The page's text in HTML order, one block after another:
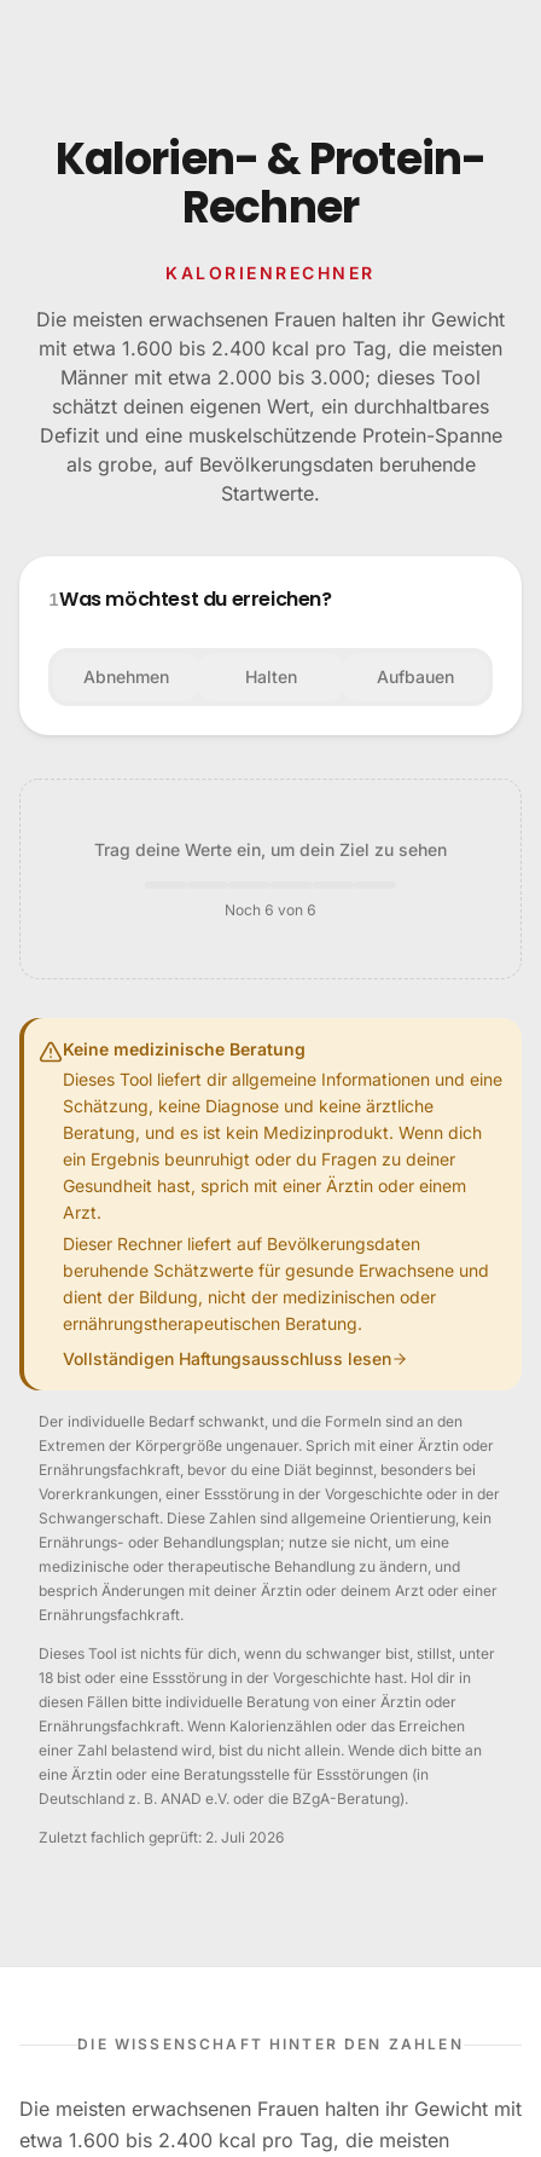
Kalorien- & Protein-
Rechner
KALORIENRECHNER
Die meisten erwachsenen Frauen halten ihr Gewicht
mit etwa 1.600 bis 2.400 kcal pro Tag, die meisten
Männer mit etwa 2.000 bis 3.000; dieses Tool
schätzt deinen eigenen Wert, ein durchhaltbares
Defizit und eine muskelschützende Protein-Spanne
als grobe, auf Bevölkerungsdaten beruhende
Startwerte.
1Was möchtest du erreichen?
Abnehmen Halten Aufbauen
Trag deine Werte ein, um dein Ziel zu sehen
Noch 6 von 6
Keine medizinische Beratung
Dieses Tool liefert dir allgemeine Informationen und eine
Schätzung, keine Diagnose und keine ärztliche
Beratung, und es ist kein Medizinprodukt. Wenn dich
ein Ergebnis beunruhigt oder du Fragen zu deiner
Gesundheit hast, sprich mit einer Ärztin oder einem
Arzt.
Dieser Rechner liefert auf Bevölkerungsdaten
beruhende Schätzwerte für gesunde Erwachsene und
dient der Bildung, nicht der medizinischen oder
ernährungstherapeutischen Beratung.
Vollständigen Haftungsausschluss lesen
Der individuelle Bedarf schwankt, und die Formeln sind an den
Extremen der Körpergröße ungenauer. Sprich mit einer Ärztin oder
Ernährungsfachkraft, bevor du eine Diät beginnst, besonders bei
Vorerkrankungen, einer Essstörung in der Vorgeschichte oder in der
Schwangerschaft. Diese Zahlen sind allgemeine Orientierung, kein
Ernährungs- oder Behandlungsplan; nutze sie nicht, um eine
medizinische oder therapeutische Behandlung zu ändern, und
besprich Änderungen mit deiner Ärztin oder deinem Arzt oder einer
Ernährungsfachkraft.
Dieses Tool ist nichts für dich, wenn du schwanger bist, stillst, unter
18 bist oder eine Essstörung in der Vorgeschichte hast. Hol dir in
diesen Fällen bitte individuelle Beratung von einer Ärztin oder
Ernährungsfachkraft. Wenn Kalorienzählen oder das Erreichen
einer Zahl belastend wird, bist du nicht allein. Wende dich bitte an
eine Ärztin oder eine Beratungsstelle für Essstörungen (in
Deutschland z. B. ANAD e.V. oder die BZgA-Beratung).
Zuletzt fachlich geprüft: 2. Juli 2026
DIE WISSENSCHAFT HINTER DEN ZAHLEN
Die meisten erwachsenen Frauen halten ihr Gewicht mit
etwa 1.600 bis 2.400 kcal pro Tag, die meisten